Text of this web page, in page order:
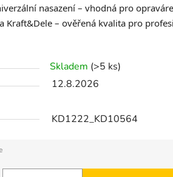
nasazení – vhodná pro
Kraft&Dele – ověřená kvalita pro
Skladem (>5 ks)
12.8.2026
KD1222_KD10564